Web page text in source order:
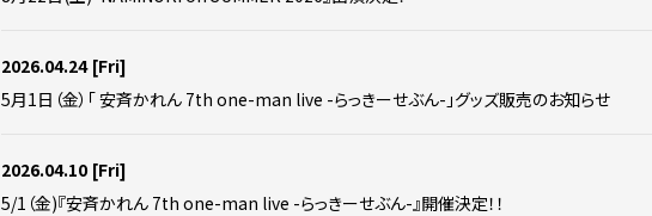
2026.04.24 [Fri]
5月1日（金）「 安斉かれん 7th one-man live -らっきーせぶん-」グッズ販売のお知らせ
2026.04.10 [Fri]
5/1（金)『安斉かれん 7th one-man live -らっきーせぶん-』開催決定！！